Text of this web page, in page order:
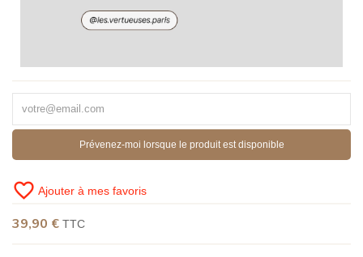
Prévenez-moi lorsque le produit est disponible
favorite_border Ajouter à mes favoris
39,90 € TTC